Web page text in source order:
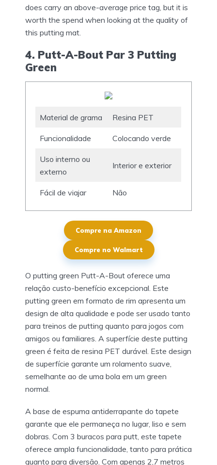
does carry an above-average price tag, but it is
worth the spend when looking at the quality of
this putting mat.
4. Putt-A-Bout Par 3 Putting
Green
Material de grama Resina PET
Funcionalidade Colocando verde
Uso interno ou
externo
Interior e exterior
Fácil de viajar Não
Compre na Amazon
Compre no Walmart
O putting green Putt-A-Bout oferece uma
relação custo-benefício excepcional. Este
putting green em formato de rim apresenta um
design de alta qualidade e pode ser usado tanto
para treinos de putting quanto para jogos com
amigos ou familiares. A superfície deste putting
green é feita de resina PET durável. Este design
de superfície garante um rolamento suave,
semelhante ao de uma bola em um green
normal.
A base de espuma antiderrapante do tapete
garante que ele permaneça no lugar, liso e sem
dobras. Com 3 buracos para putt, este tapete
oferece ampla funcionalidade, tanto para prática
quanto para diversão. Com apenas 2,7 metros